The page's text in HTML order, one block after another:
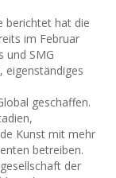
berichtet hat die
im Februar
und SMG
eigenständiges
geschaffen.
Kunst mit mehr
betreiben.
der